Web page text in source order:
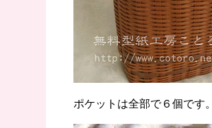
ポケットは全部で６個です。